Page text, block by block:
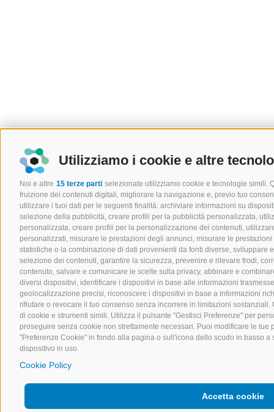
Utilizziamo i cookie e altre
Noi e altre 15 terze parti selezionate utilizziamo cookie e tecnologie simili.
fruizione dei contenuti digitali, migliorare la navigazione e, previo tuo
utilizzare i tuoi dati per le seguenti finalità: archiviare informazioni su
selezione della pubblicità, creare profili per la pubblicità personalizzata,
personalizzata, creare profili per la personalizzazione dei contenuti,
personalizzati, misurare le prestazioni degli annunci, misurare le
statistiche o la combinazione di dati provenienti da fonti diverse, sviluppare
selezione dei contenuti, garantire la sicurezza, prevenire e rilevare frodi,
contenuto, salvare e comunicare le scelte sulla privacy, abbinare e
diversi dispositivi, identificare i dispositivi in base alle informazioni
geolocalizzazione precisi, riconoscere i dispositivi in base a informazioni
rifiutare o revocare il tuo consenso senza incorrere in limitazioni
di cookie e strumenti simili. Utilizza il pulsante "Gestisci Preferenze" per
proseguire senza cookie non strettamente necessari. Puoi modificare le
"Preferenze Cookie" in fondo alla pagina o sull'icona dello scudo in basso
dispositivo in uso.
Cookie Policy
Accetta cookie